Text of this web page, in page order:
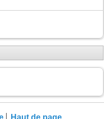
Haut de page